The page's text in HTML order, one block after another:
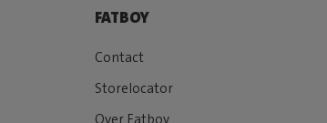
FATBOY
Contact
Storelocator
Over Fatboy